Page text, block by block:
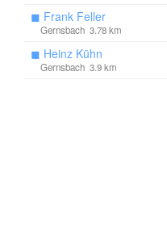
◼ Frank Feller
Gernsbach 3.78 km
◼ Heinz Kühn
Gernsbach 3.9 km